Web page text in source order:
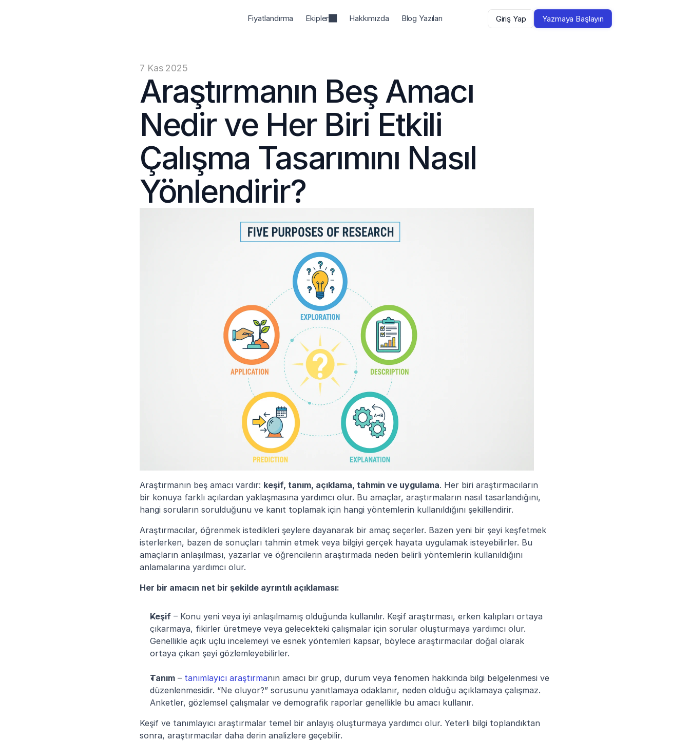
7 Kas 2025
Araştırmanın Beş Amacı
Nedir ve Her Biri Etkili
Çalışma Tasarımını Nasıl
Yönlendirir?
Araştırmanın beş amacı vardır: keşif, tanım, açıklama, tahmin ve uygulama. Her biri araştırmacıların
bir konuya farklı açılardan yaklaşmasına yardımcı olur. Bu amaçlar, araştırmaların nasıl tasarlandığını,
hangi soruların sorulduğunu ve kanıt toplamak için hangi yöntemlerin kullanıldığını şekillendirir.
Araştırmacılar, öğrenmek istedikleri şeylere dayanarak bir amaç seçerler. Bazen yeni bir şeyi keşfetmek
isterlerken, bazen de sonuçları tahmin etmek veya bilgiyi gerçek hayata uygulamak isteyebilirler. Bu
amaçların anlaşılması, yazarlar ve öğrencilerin araştırmada neden belirli yöntemlerin kullanıldığını
anlamalarına yardımcı olur.
Her bir amacın net bir şekilde ayrıntılı açıklaması:
Keşif – Konu yeni veya iyi anlaşılmamış olduğunda kullanılır. Keşif araştırması, erken kalıpları ortaya
çıkarmaya, fikirler üretmeye veya gelecekteki çalışmalar için sorular oluşturmaya yardımcı olur.
Genellikle açık uçlu incelemeyi ve esnek yöntemleri kapsar, böylece araştırmacılar doğal olarak
ortaya çıkan şeyi gözlemleyebilirler.
Tanım – tanımlayıcı araştırmanın amacı bir grup, durum veya fenomen hakkında bilgi belgelenmesi ve
düzenlenmesidir. “Ne oluyor?” sorusunu yanıtlamaya odaklanır, neden olduğu açıklamaya çalışmaz.
Anketler, gözlemsel çalışmalar ve demografik raporlar genellikle bu amacı kullanır.
Keşif ve tanımlayıcı araştırmalar temel bir anlayış oluşturmaya yardımcı olur. Yeterli bilgi toplandıktan
sonra, araştırmacılar daha derin analizlere geçebilir.
Fiyatlandırma Ekipler Hakkımızda Blog Yazıları Giriş Yap Yazmaya Başlayın